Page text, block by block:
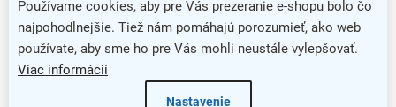
Používame cookies, aby pre Vás prezeranie e-shopu bolo čo
najpohodlnejšie. Tiež nám pomáhajú porozumieť, ako web
používate, aby sme ho pre Vás mohli neustále vylepšovať.
Viac informácií
Nastavenie
Ochranný lak ochráni povrch aj pred dažďom
V priestore nezaberie prakticky žiadne miesto
Tabuľu môžete zavesiť vertikálne aj horizontálne